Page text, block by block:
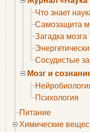
Что знает
Самозащита
Загадка мозга
Сосудистые
Мозг и
Психология
Питание
Химические